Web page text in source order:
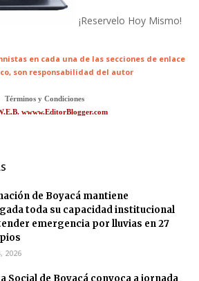
¡Reservelo Hoy Mismo!
en cada una de las secciones de enlace
son responsabilidad del autor
Términos y Condiciones
wwww.EditorBlogger.com
de Boyacá mantiene
toda su capacidad institucional
emergencia por lluvias en 27
2026
Social de Boyacá convoca a jornada